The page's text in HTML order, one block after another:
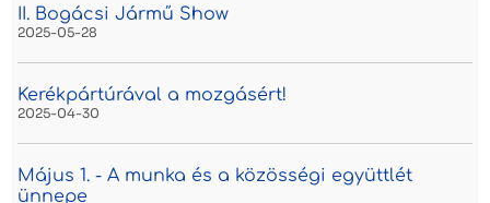
II. Bogácsi Jármű Show
2025-05-28
Kerékpártúrával a mozgásért!
2025-04-30
Május 1. - A munka és a közösségi együttlét
ünnepe